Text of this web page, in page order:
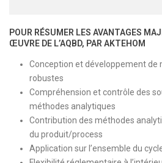
POUR RÉSUMER LES AVANTAGES
ŒUVRE DE L’AQBD, PAR AKTEHOM
Conception et développement de
robustes
Compréhension et contrôle des
méthodes analytiques
Contribution des méthodes
du produit/process
Application sur l’ensemble du